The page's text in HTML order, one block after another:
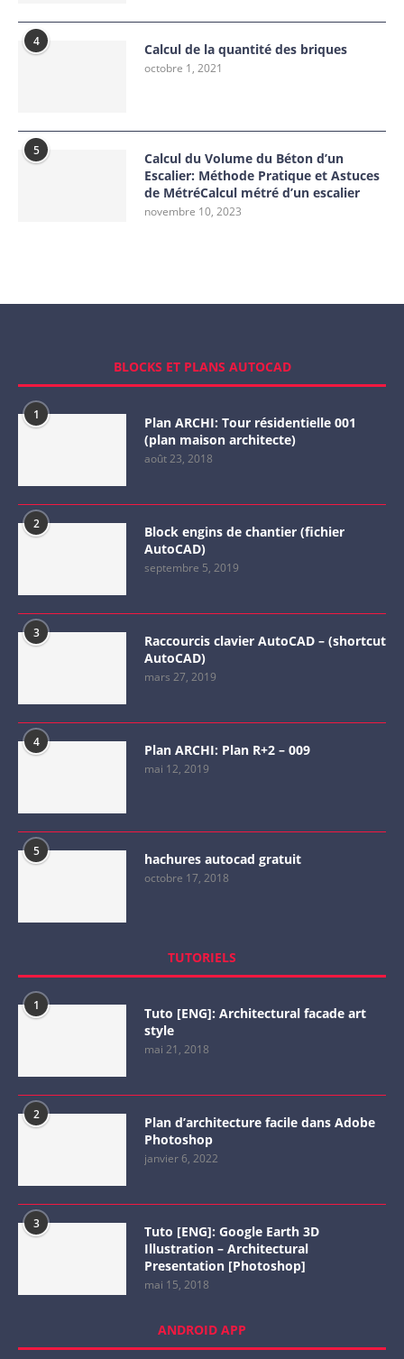
4 Calcul de la quantité des briques
octobre 1, 2021
5
Calcul du Volume du Béton d’un
Escalier: Méthode Pratique et Astuces
de MétréCalcul métré d’un escalier
novembre 10, 2023
BLOCKS ET PLANS AUTOCAD
1
Plan ARCHI: Tour résidentielle 001
(plan maison architecte)
août 23, 2018
2
Block engins de chantier (fichier
AutoCAD)
septembre 5, 2019
3
Raccourcis clavier AutoCAD – (shortcut
AutoCAD)
mars 27, 2019
4 Plan ARCHI: Plan R+2 – 009
mai 12, 2019
5 hachures autocad gratuit
octobre 17, 2018
TUTORIELS
1
Tuto [ENG]: Architectural facade art
style
mai 21, 2018
2
Plan d’architecture facile dans Adobe
Photoshop
janvier 6, 2022
3
Tuto [ENG]: Google Earth 3D
Illustration – Architectural
Presentation [Photoshop]
mai 15, 2018
ANDROID APP